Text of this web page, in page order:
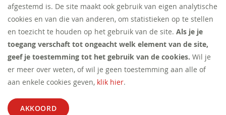
afgestemd is. De site maakt ook gebruik van eigen analytische
cookies en van die van anderen, om statistieken op te stellen
en toezicht te houden op het gebruik van de site. Als je je
toegang verschaft tot ongeacht welk element van de site,
geef je toestemming tot het gebruik van de cookies. Wil je
er meer over weten, of wil je geen toestemming aan alle of
aan enkele cookies geven, klik hier.